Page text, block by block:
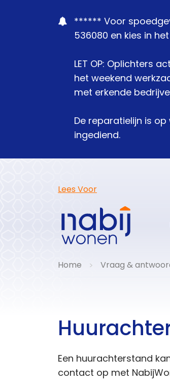
****** Voor
536080 en kies in
LET OP: Oplichters
het weekend
met erkende
De reparatielijn is
ingediend.
Lees Voor
Home > Vraag &
Een huurachterstand
contact op met